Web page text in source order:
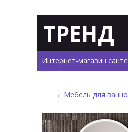
ТРЕНД
Интернет-магазин
→ Мебель для